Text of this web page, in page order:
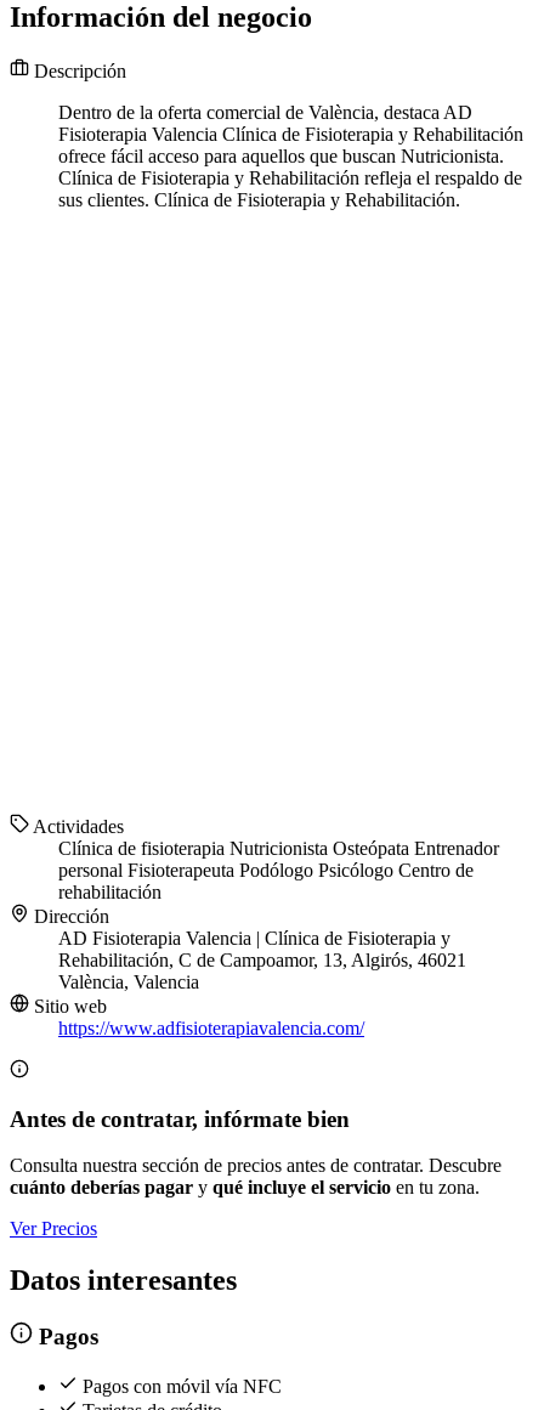
Información del negocio
Descripción
Dentro de la oferta comercial de València, destaca AD
Fisioterapia Valencia Clínica de Fisioterapia y Rehabilitación
ofrece fácil acceso para aquellos que buscan Nutricionista.
Clínica de Fisioterapia y Rehabilitación refleja el respaldo de
sus clientes. Clínica de Fisioterapia y Rehabilitación.
Actividades
Clínica de fisioterapia Nutricionista Osteópata Entrenador
personal Fisioterapeuta Podólogo Psicólogo Centro de
rehabilitación
Dirección
AD Fisioterapia Valencia | Clínica de Fisioterapia y
Rehabilitación, C de Campoamor, 13, Algirós, 46021
València, Valencia
Sitio web
https://www.adfisioterapiavalencia.com/
Antes de contratar, infórmate bien
Consulta nuestra sección de precios antes de contratar. Descubre
cuánto deberías pagar y qué incluye el servicio en tu zona.
Ver Precios
Datos interesantes
Pagos
Pagos con móvil vía NFC